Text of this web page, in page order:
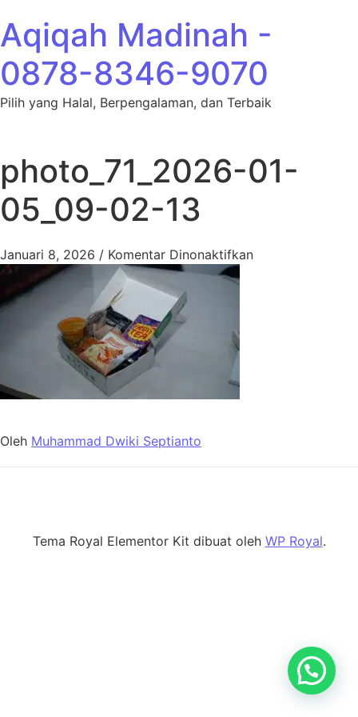
Aqiqah Madinah -
0878-8346-9070
Pilih yang Halal, Berpengalaman, dan Terbaik
photo_71_2026-01-
05_09-02-13
Januari 8, 2026 / Komentar Dinonaktifkanpada
Oleh Muhammad Dwiki Septianto
Tema Royal Elementor Kit dibuat oleh WP Royal.